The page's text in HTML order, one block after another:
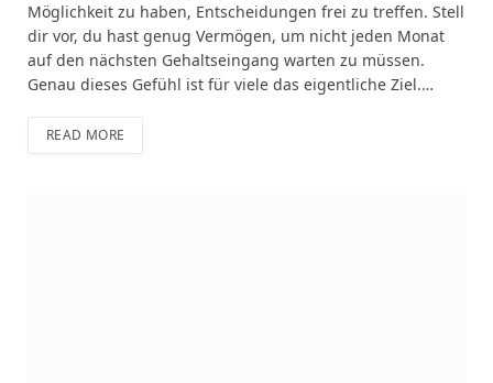
Möglichkeit zu haben, Entscheidungen frei zu treffen. Stell
dir vor, du hast genug Vermögen, um nicht jeden Monat
auf den nächsten Gehaltseingang warten zu müssen.
Genau dieses Gefühl ist für viele das eigentliche Ziel.…
READ MORE